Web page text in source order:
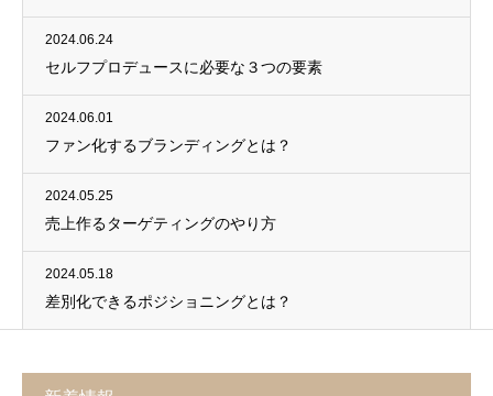
2024.06.24
セルフプロデュースに必要な３つの要素
2024.06.01
ファン化するブランディングとは？
2024.05.25
売上作るターゲティングのやり方
2024.05.18
差別化できるポジショニングとは？